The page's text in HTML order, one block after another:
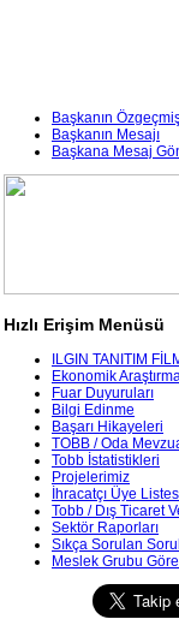
Başkanın
Başkanın Mesajı
Başkana Mesaj
Hızlı Erişim Menüsü
ILGIN TANITIM
Ekonomik
Fuar Duyuruları
Bilgi Edinme
Başarı Hikayeleri
TOBB / Oda
Tobb İstatistikleri
Projelerimiz
İhracatçı Üye
Tobb / Dış Ticaret
Sektör Raporları
Sıkça Sorulan
Meslek Grubu